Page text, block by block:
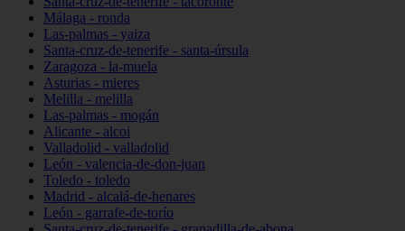
Málaga - ronda
Las-palmas - yaiza
Santa-cruz-de-tenerife - santa-úrsula
Zaragoza - la-muela
Asturias - mieres
Melilla - melilla
Las-palmas - mogán
Alicante - alcoi
Valladolid - valladolid
León - valencia-de-don-juan
Toledo - toledo
Madrid - alcalá-de-henares
León - garrafe-de-torío